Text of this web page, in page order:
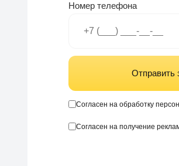
Номер телефона
Отправить
Согласен на обработку
Согласен на получение